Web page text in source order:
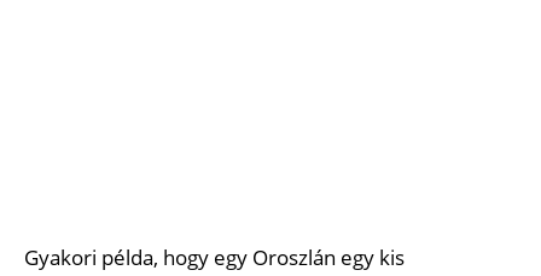
Gyakori példa, hogy egy Oroszlán egy kis